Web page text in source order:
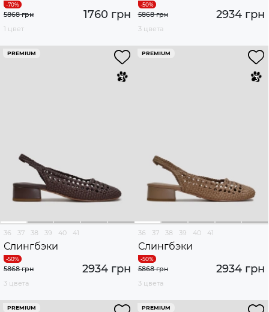
1760 грн
5868 грн
1 цвет
2934 грн
5868 грн
3 цвета
PREMIUM
36 37 38 39 40 41
Слингбэки
2934 грн
5868 грн
3 цвета
PREMIUM
36 37 38 39 40 41
Слингбэки
2934 грн
5868 грн
3 цвета
PREMIUM PREMIUM